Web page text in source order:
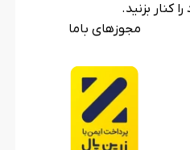
کنار بزنید.
مجوزهای باما